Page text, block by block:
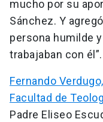
mucho por su
Sánchez. Y
persona humilde
trabajaban con él”.
Fernando
Facultad de
Padre Eliseo